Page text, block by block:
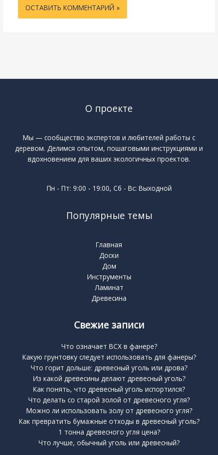
О проекте
Мы — сообщество экспертов и любителей работы с
деревом. Делимся опытом, пошаговыми инструкциями и
вдохновением для ваших экологичных проектов.
Пн - Пт: 9:00 - 19:00, Сб - Вс: Выходной
Популярные темы
Главная
Доски
Дом
Инструменты
Ламинат
Древесина
Свежие записи
Что означает BCX в фанере?
Какую грунтовку следует использовать для фанеры?
Что горит дольше: древесный уголь или дрова?
Из какой древесины делают древесный уголь?
Как понять, что древесный уголь испортился?
Что делать со старой золой от древесного угля?
Можно ли использовать золу от древесного угля?
Как превратить бумажные отходы в древесный уголь?
1 тонна древесного угля цена?
Что лучше, обычный уголь или древесный?